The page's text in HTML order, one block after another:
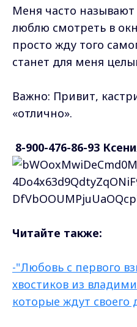
Меня часто
люблю смотреть в
просто жду того
станет для меня
Важно: Привит,
«отлично».
8-900-476-86-93
Читайте также:
-"Любовь с первого
хвостиков из
которые ждут своего